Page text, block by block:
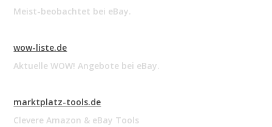
Meist-beobachtet bei eBay.
wow-liste.de
Aktuelle WOW! Angebote bei eBay.
marktplatz-tools.de
Clevere Amazon & eBay Tools